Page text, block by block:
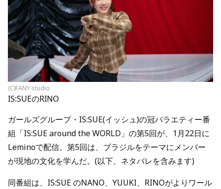
(C)FANY studio
IS:SUEのRINO
ガールズグループ・IS:SUE(イッシュ)の冠バラエティー番
組「IS:SUE around the WORLD」の第5回が、1月22日に
Leminoで配信。第5回は、ブラジルをテーマにメンバー
が現地の文化を学んだ。(以下、ネタバレを含みます)
同番組は、IS:SUE のNANO、YUUKI、RINOがよりワール